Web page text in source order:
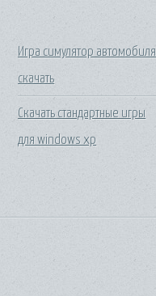
Игра симулятор автомобиля
скачать
Скачать стандартные игры
для windows xp